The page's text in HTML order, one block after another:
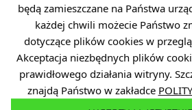
będą zamieszczane na Państwa
każdej chwili możecie Państwo
dotyczące plików cookies w
Akceptacja niezbędnych plików
prawidłowego działania witryny.
znajdą Państwo w zakładce